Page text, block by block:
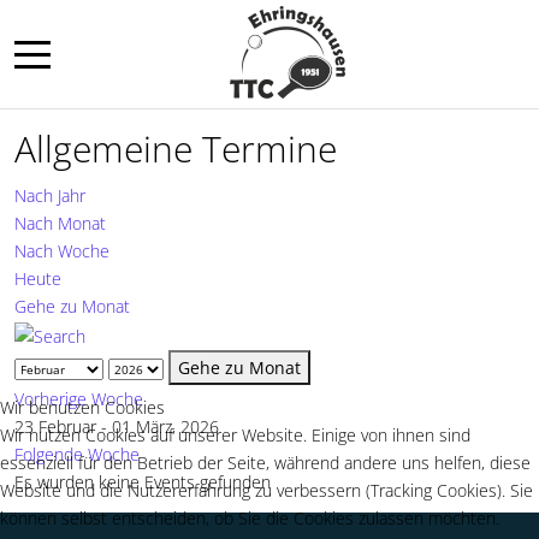
Mobile Menu Toggle
Allgemeine Termine
Nach Jahr
Nach Monat
Nach Woche
Heute
Gehe zu Monat
Gehe zu Monat
Vorherige Woche
23 Februar - 01 März, 2026
Folgende Woche
Es wurden keine Events gefunden
Wir benutzen Cookies
Wir nutzen Cookies auf unserer Website. Einige von ihnen sind
essenziell für den Betrieb der Seite, während andere uns helfen, diese
Website und die Nutzererfahrung zu verbessern (Tracking Cookies). Sie
können selbst entscheiden, ob Sie die Cookies zulassen möchten.